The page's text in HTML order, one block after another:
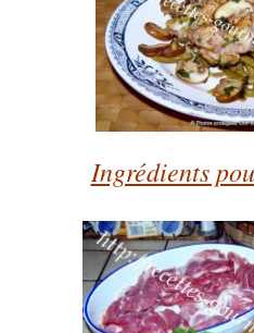
Ingrédients